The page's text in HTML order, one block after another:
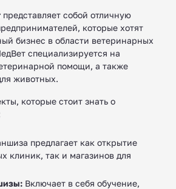
представляет собой отличную
которые хотят
бизнес в области ветеринарных
специализируется на
помощи, а также
животных.
которые стоит знать о
предлагает как открытие
клиник, так и магазинов для
Включает в себя обучение,